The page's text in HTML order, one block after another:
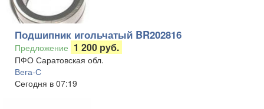
Подшипник игольчатый BR202816
Предложение 1 200 руб.
ПФО Саратовская обл.
Вега-С
Сегодня в 07:19